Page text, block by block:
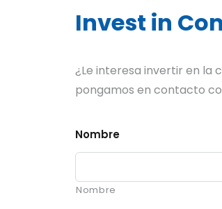
Invest in
¿Le interesa invertir en la
pongamos en contacto
Nombre
Nombre